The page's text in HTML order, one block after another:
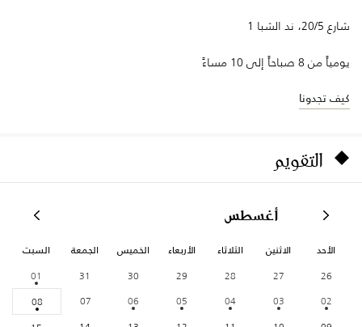
شارع 20/5، ند الشبا 1
يومياً من 8 صباحاً إلى 10 مساءً
كيف تجدونا
التقويم
أغسطس
الأحد الاثنين الثلاثاء الأربعاء الخميس الجمعة السبت
26
27
28
29
30
31
01
02
03
04
05
06
07
08